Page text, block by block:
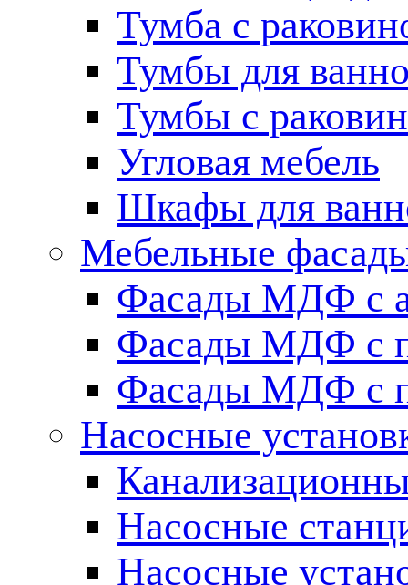
Тумба с
Тумбы для
Тумбы с
Угловая мебель
Шкафы для
Мебельные
Фасады МДФ c
Фасады МДФ с
Фасады МДФ с
Насосные
Насосные
Насосные